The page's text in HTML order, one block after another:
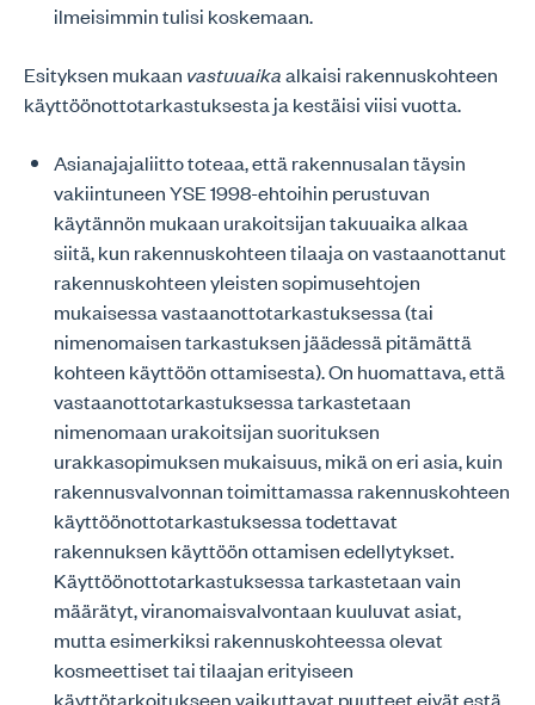
ilmeisimmin tulisi koskemaan.
Esityksen mukaan vastuuaikaalkaisi rakennuskohteen
käyttöönottotarkastuksesta ja kestäisi viisi vuotta.
Asianajajaliitto toteaa, että rakennusalan täysin
vakiintuneen YSE 1998-ehtoihin perustuvan
käytännön mukaan urakoitsijan takuuaika alkaa
siitä, kun rakennuskohteen tilaaja on vastaanottanut
rakennuskohteen yleisten sopimusehtojen
mukaisessa vastaanottotarkastuksessa (tai
nimenomaisen tarkastuksen jäädessä pitämättä
kohteen käyttöön ottamisesta). On huomattava, että
vastaanottotarkastuksessa tarkastetaan
nimenomaan urakoitsijan suorituksen
urakkasopimuksen mukaisuus, mikä on eri asia, kuin
rakennusvalvonnan toimittamassa rakennuskohteen
käyttöönottotarkastuksessa todettavat
rakennuksen käyttöön ottamisen edellytykset.
Käyttöönottotarkastuksessa tarkastetaan vain
määrätyt, viranomaisvalvontaan kuuluvat asiat,
mutta esimerkiksi rakennuskohteessa olevat
kosmeettiset tai tilaajan erityiseen
käyttötarkoitukseen vaikuttavat puutteet eivät estä